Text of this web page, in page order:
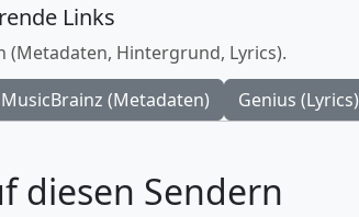
Links
(Metadaten, Hintergrund, Lyrics).
MusicBrainz (Metadaten) Genius (Lyrics)
diesen Sendern